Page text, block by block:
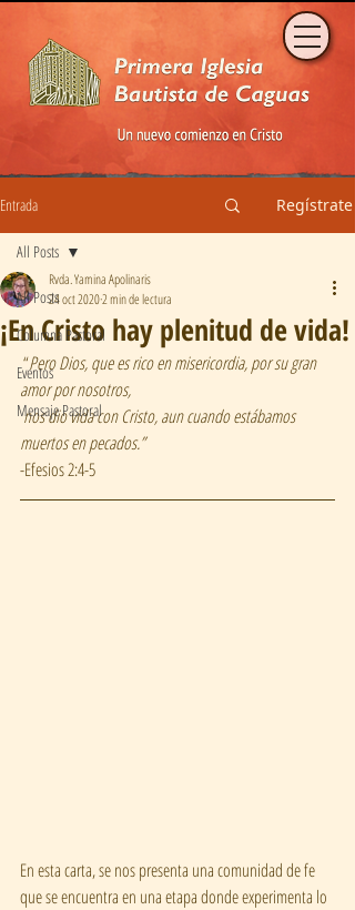
Entrada Regístrate
All Posts
Columna Pastoral
Eventos
Mensaje Pastoral
All Posts
¡En Cristo hay plenitud de vida!
Rvda. Yamina Apolinaris
24 oct 20202 min de lectura
“Pero Dios, que es rico en misericordia, por su gran
amor por nosotros,
nos dio vida con Cristo, aun cuando estábamos
muertos en pecados.”
-Efesios 2:4-5
En esta carta, se nos presenta una comunidad de fe
que se encuentra en una etapa donde experimenta lo